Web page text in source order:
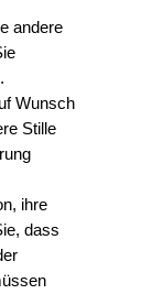
andere
Wunsch
Stille
ihre
dass